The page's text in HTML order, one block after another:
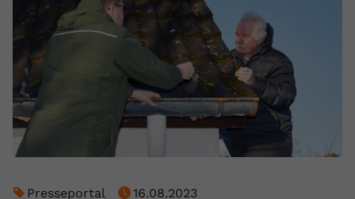
Presseportal
16.08.2023